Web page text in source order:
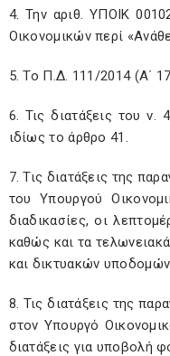
4. Την αριθ. ΥΠΟΙΚ
Οικονομικών περί
5. Το Π.Δ. 111/2014 (Α΄
6. Τις διατάξεις του
ιδίως το άρθρο 41.
7. Τις διατάξεις της
του Υπουργού
διαδικασίες, οι
καθώς και τα
και δικτυακών
8. Τις διατάξεις της
στον Υπουργό
διατάξεις για υποβολή